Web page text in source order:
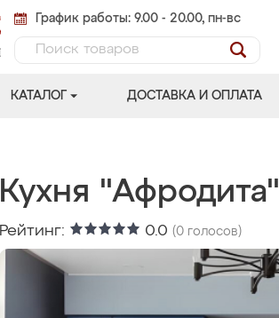
График работы: 9.00 - 20.00, пн-вс
КАТАЛОГ ДОСТАВКА И ОПЛАТА
Кухня "Афродита"
Рейтинг: 0.0 (0 голосов)